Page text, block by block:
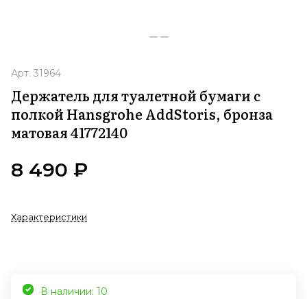
Арт. 31964
Держатель для туалетной бумаги с
полкой Hansgrohe AddStoris, бронза
матовая 41772140
8 490 ₽
Характеристики
В наличии: 10